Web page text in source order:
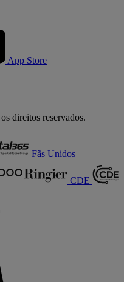
App Store
direitos reservados.
Fãs Unidos
CDE